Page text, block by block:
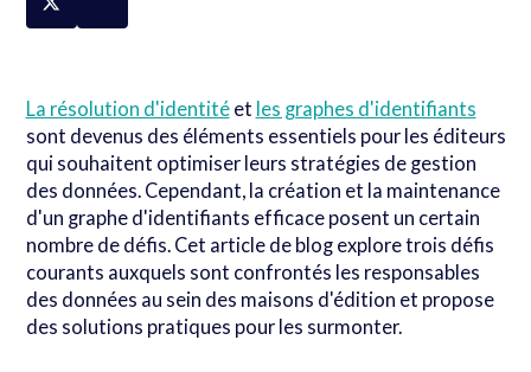
La résolution d'identitéet les graphes d'identifiants
sont devenus des éléments essentiels pour les éditeurs
qui souhaitent optimiser leurs stratégies de gestion
des données. Cependant, la création et la maintenance
d'un graphe d'identifiants efficace posent un certain
nombre de défis. Cet article de blog explore trois défis
courants auxquels sont confrontés les responsables
des données au sein des maisons d'édition et propose
des solutions pratiques pour les surmonter.